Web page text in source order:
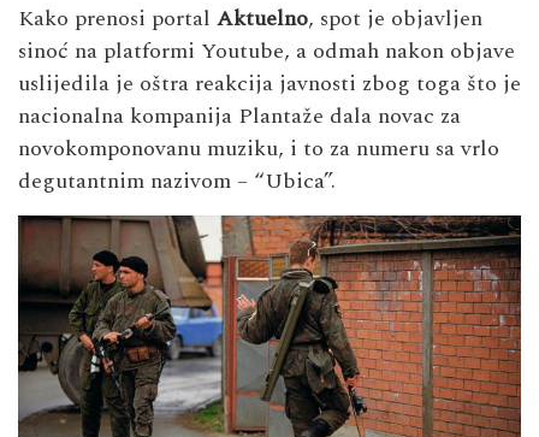
Kako prenosi portal Aktuelno, spot je objavljen
sinoć na platformi Youtube, a odmah nakon objave
uslijedila je oštra reakcija javnosti zbog toga što je
nacionalna kompanija Plantaže dala novac za
novokomponovanu muziku, i to za numeru sa vrlo
degutantnim nazivom – “Ubica”.